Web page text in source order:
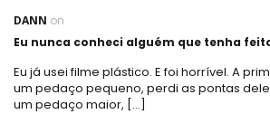
DANN on
Eu nunca conheci alguém que tenha
Eu já usei filme plástico. E foi horrível. A
um pedaço pequeno, perdi as pontas
um pedaço maior, […]